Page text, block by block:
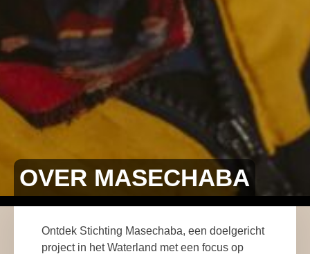
OVER MASECHABA
Ontdek Stichting Masechaba, een doelgericht
project in het Waterland met een focus op